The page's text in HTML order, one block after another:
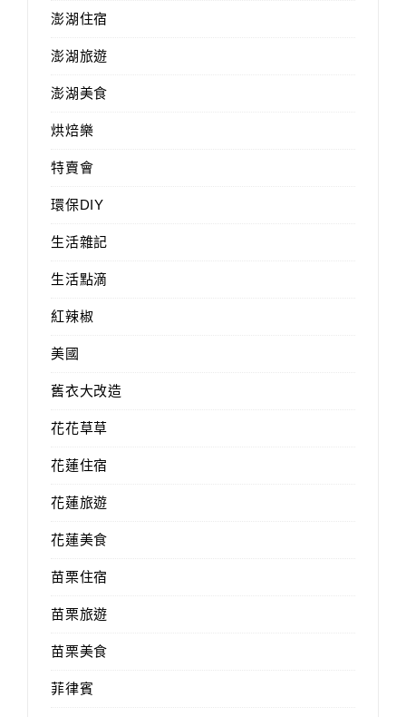
澎湖住宿
澎湖旅遊
澎湖美食
烘焙樂
特賣會
環保DIY
生活雜記
生活點滴
紅辣椒
美國
舊衣大改造
花花草草
花蓮住宿
花蓮旅遊
花蓮美食
苗栗住宿
苗栗旅遊
苗栗美食
菲律賓